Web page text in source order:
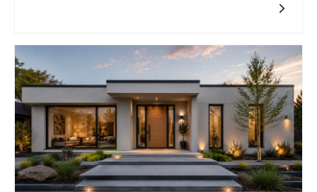
stanu zębów oraz jamy ustnej w kontekście ogólnego zdrowia
dziecka, co czyni go ważnym partnerem w procesie
wychowania zdrowych nawyków związanych z higieną jamy
ustnej.